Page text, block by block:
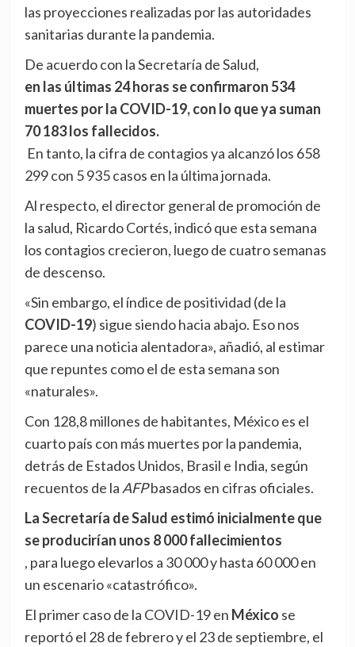
las proyecciones realizadas por las autoridades
sanitarias durante la pandemia.
De acuerdo con la Secretaría de Salud,
en las últimas 24 horas se confirmaron 534
muertes por la COVID-19, con lo que ya suman
70 183 los fallecidos.
En tanto, la cifra de contagios ya alcanzó los 658
299 con 5 935 casos en la última jornada.
Al respecto, el director general de promoción de
la salud, Ricardo Cortés, indicó que esta semana
los contagios crecieron, luego de cuatro semanas
de descenso.
«Sin embargo, el índice de positividad (de la
COVID-19) sigue siendo hacia abajo. Eso nos
parece una noticia alentadora», añadió, al estimar
que repuntes como el de esta semana son
«naturales».
Con 128,8 millones de habitantes, México es el
cuarto país con más muertes por la pandemia,
detrás de Estados Unidos, Brasil e India, según
recuentos de laAFPbasados en cifras oficiales.
La Secretaría de Salud estimó inicialmente que
se producirían unos 8 000 fallecimientos
, para luego elevarlos a 30 000 y hasta 60 000 en
un escenario «catastrófico».
El primer caso de la COVID-19 en México se
reportó el 28 de febrero y el 23 de septiembre, el